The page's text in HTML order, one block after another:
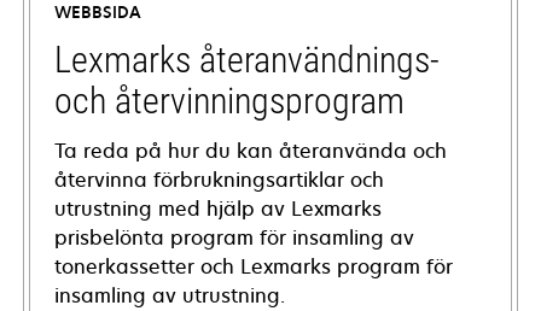
new
tab
WEBBSIDA
Lexmarks återanvändnings-
och återvinningsprogram
Ta reda på hur du kan återanvända och
återvinna förbrukningsartiklar och
utrustning med hjälp av Lexmarks
prisbelönta program för insamling av
tonerkassetter och Lexmarks program för
insamling av utrustning.